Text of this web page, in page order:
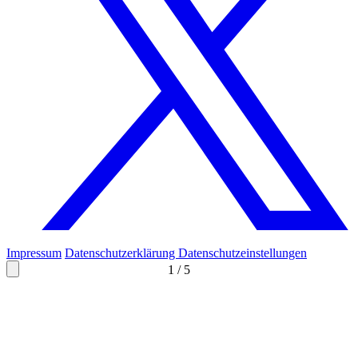
1 / 5
Impressum Datenschutzerklärung Datenschutzeinstellungen